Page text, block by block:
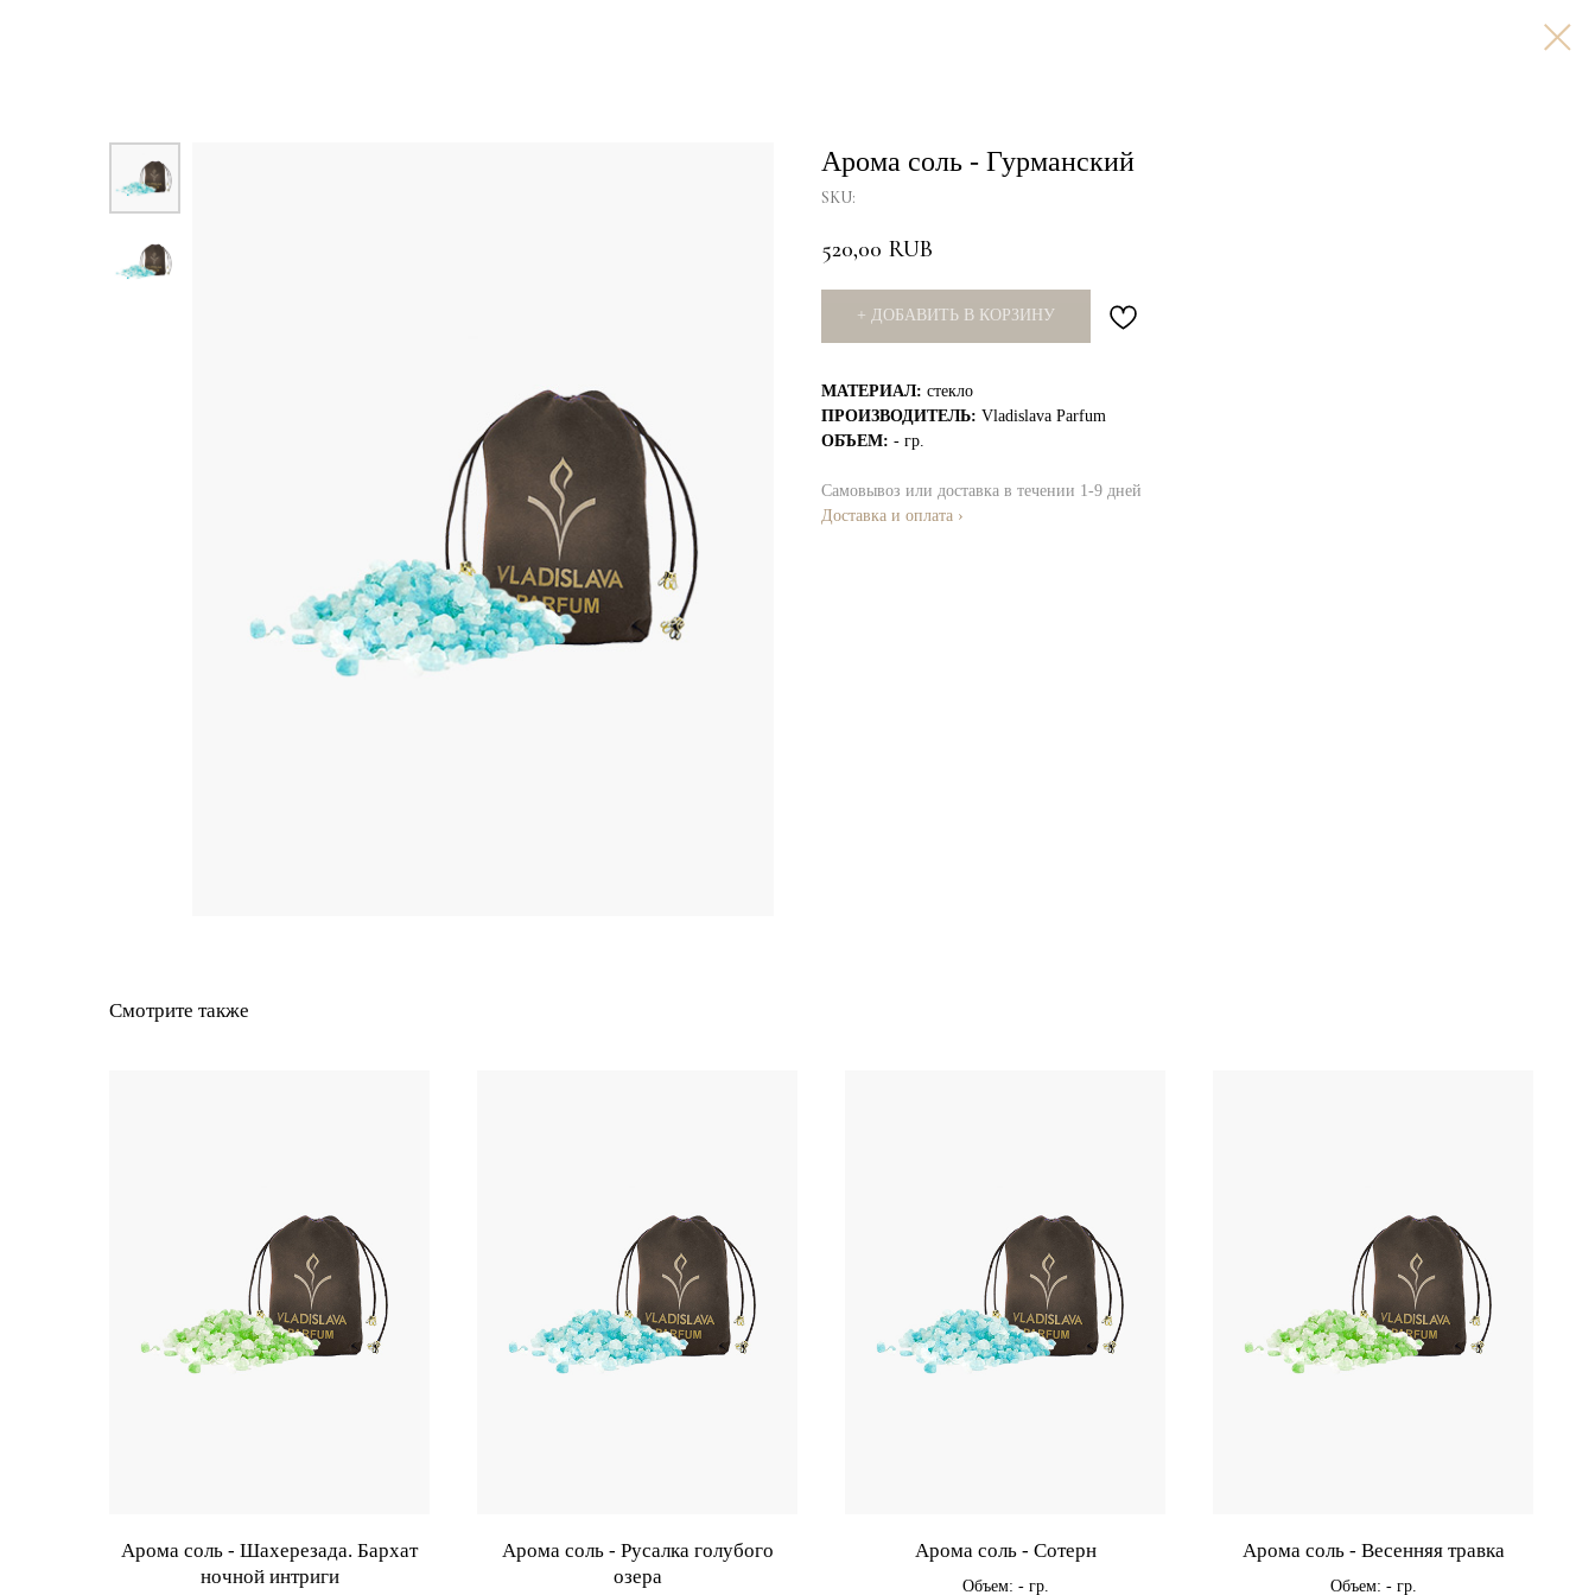
Арома соль - Гурманский
SKU:
520,00 RUB
+ ДОБАВИТЬ В КОРЗИНУ
МАТЕРИАЛ: стекло
ПРОИЗВОДИТЕЛЬ: Vladislava Parfum
ОБЪЕМ: - гр.
Самовывоз или доставка в течении 1-9 дней
Доставка и оплата ›
Смотрите также
Арома соль - Шахерезада. Бархат
ночной интриги
Арома соль - Русалка голубого
озера
Арома соль - Сотерн
Объем: - гр.
Арома соль - Весенняя травка
Объем: - гр.